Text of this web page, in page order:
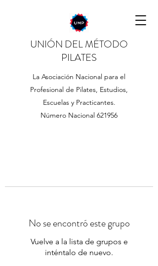
UNIÓN DEL MÉTODO
PILATES
La Asociación Nacional para el
Profesional de Pilates, Estudios,
Escuelas y Practicantes.
Número Nacional 621956
No se encontró este grupo
Vuelve a la lista de grupos e
inténtalo de nuevo.